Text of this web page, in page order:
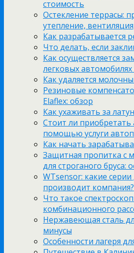
стоимость
Остекление террасы:
утепление,
Как разрабатывается
Что делать, если
Как осуществляется
легковых автомобилях
Как удаляется
Резиновые
Elaflex: обзор
Как ухаживать за
Стоит ли приобретать
помощью услуги
Как начать
Защитная пропитка с
для строганого бруса:
WTsensor: какие
производит компания?
Что такое
комбинационного
Нержавеющая сталь
минусы
Особенности лагеря